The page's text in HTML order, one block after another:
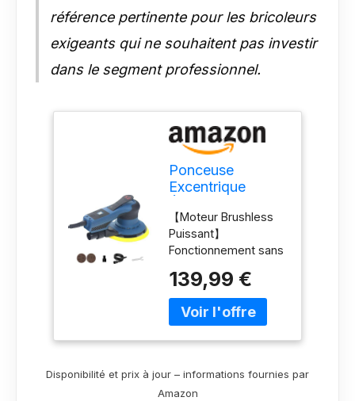
référence pertinente pour les bricoleurs
exigeants qui ne souhaitent pas investir
dans le segment professionnel.
Ponceuse
Excentrique
Orbitale Ø5.0mm
360W Sans
Balais
【Moteur Brushless
Puissant】
Fonctionnement sans
aucune brosse de
charbon à remplacer,
durée de vie
139,99 €
Disponibilité et prix à jour – informations fournies par
Amazon